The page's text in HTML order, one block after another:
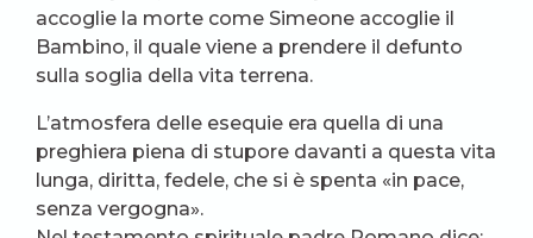
accoglie la morte come Simeone accoglie il
Bambino, il quale viene a prendere il defunto
sulla soglia della vita terrena.
L’atmosfera delle esequie era quella di una
preghiera piena di stupore davanti a questa vita
lunga, diritta, fedele, che si è spenta «in pace,
senza vergogna».